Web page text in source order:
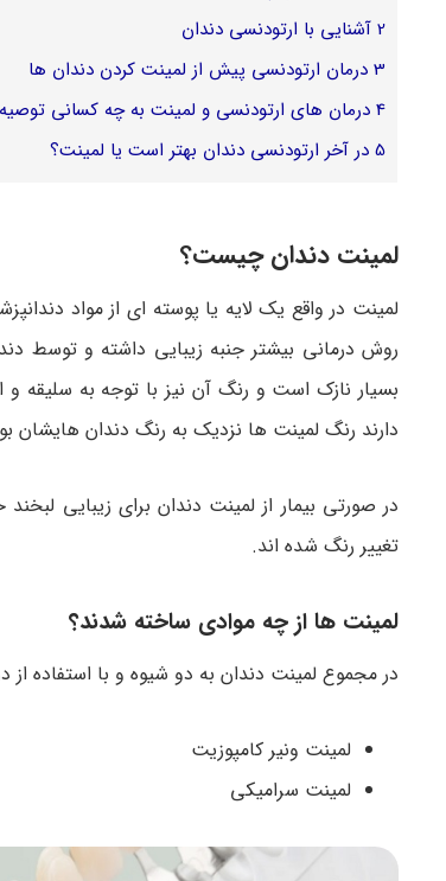
2 آشنایی با ارتودنسی دندان
3 درمان ارتودنسی پیش از لمینت کردن دندان‌ ها
4 درمان های ارتودنسی و لمینت به چه کسانی
5 در آخر ارتودنسی دندان بهتر است یا لمینت؟
لمینت دندان چیست؟
لمینت در واقع یک لایه یا پوسته‌ ای از مواد
روش درمانی بیشتر جنبه زیبایی داشته و توسط
بسیار نازک است و رنگ آن نیز با توجه به سلیقه
دارند رنگ لمینت‌ ها نزدیک به رنگ دندان‌ هایشان
در صورتی بیمار از لمینت دندان برای زیبایی
تغییر رنگ شده اند.
لمینت ها از چه موادی ساخته شدند؟
در مجموع لمینت دندان به دو شیوه و با استفاده از
لمینت ونیر کامپوزیت
لمینت سرامیکی